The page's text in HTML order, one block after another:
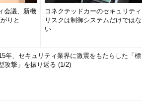
コンテ
理を行
る
ファ
に導入
会議、新機
りと
コネクテッドカーのセキュリティ
リスクは制御システムだけではな
い
年、セキュリティ業界に激震をもたらした「標
攻撃」を振り返る (1/2)